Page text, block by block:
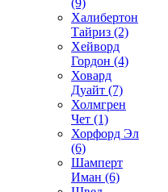
Халибертон
Тайриз (2)
Хейворд
Гордон (4)
Ховард
Дуайт (7)
Холмгрен
Чет (1)
Хорфорд Эл
(6)
Шамперт
Иман (6)